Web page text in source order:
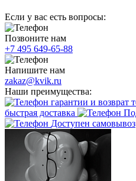
Если у вас есть вопросы:
Позвоните нам
+7 495 649-65-88
Напишите нам
zakaz@kvik.ru
Наши преимущества:
гарантии и возврат
быстрая доставка
Доступен самовывоз